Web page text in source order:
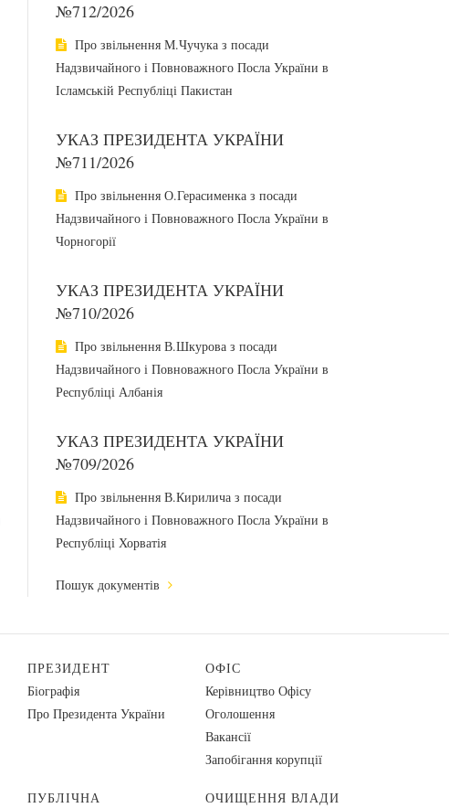
№712/2026
Про звільнення М.Чучука з посади
Надзвичайного і Повноважного Посла України в
Ісламській Республіці Пакистан
УКАЗ ПРЕЗИДЕНТА УКРАЇНИ
№711/2026
Про звільнення О.Герасименка з посади
Надзвичайного і Повноважного Посла України в
Чорногорії
УКАЗ ПРЕЗИДЕНТА УКРАЇНИ
№710/2026
Про звільнення В.Шкурова з посади
Надзвичайного і Повноважного Посла України в
Республіці Албанія
УКАЗ ПРЕЗИДЕНТА УКРАЇНИ
№709/2026
Про звільнення В.Кирилича з посади
Надзвичайного і Повноважного Посла України в
Республіці Хорватія
Пошук документів
ПРЕЗИДЕНТ
Біографія
Про Президента України
ОФІС
Керівництво Офісу
Оголошення
Вакансії
Запобігання корупції
ПУБЛІЧНА
ОЧИЩЕННЯ ВЛАДИ